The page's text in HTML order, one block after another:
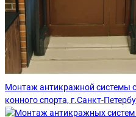
Монтаж антикражной системы
конного спорта, г.Санкт-